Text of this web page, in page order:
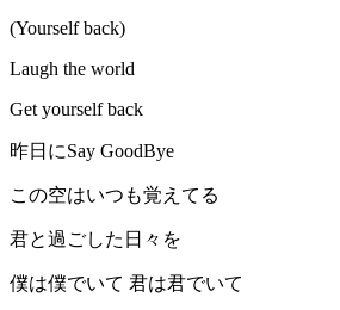
(Yourself back)
Laugh the world
Get yourself back
昨日にSay GoodBye
この空はいつも覚えてる
君と過ごした日々を
僕は僕でいて 君は君でいて